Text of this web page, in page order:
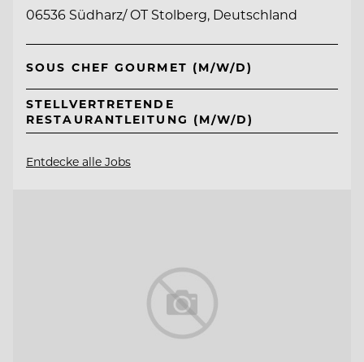
06536 Südharz/ OT Stolberg, Deutschland
SOUS CHEF GOURMET (M/W/D)
STELLVERTRETENDE
RESTAURANTLEITUNG (M/W/D)
Entdecke alle Jobs